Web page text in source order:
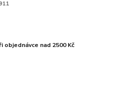
objednávce nad 2500 Kč